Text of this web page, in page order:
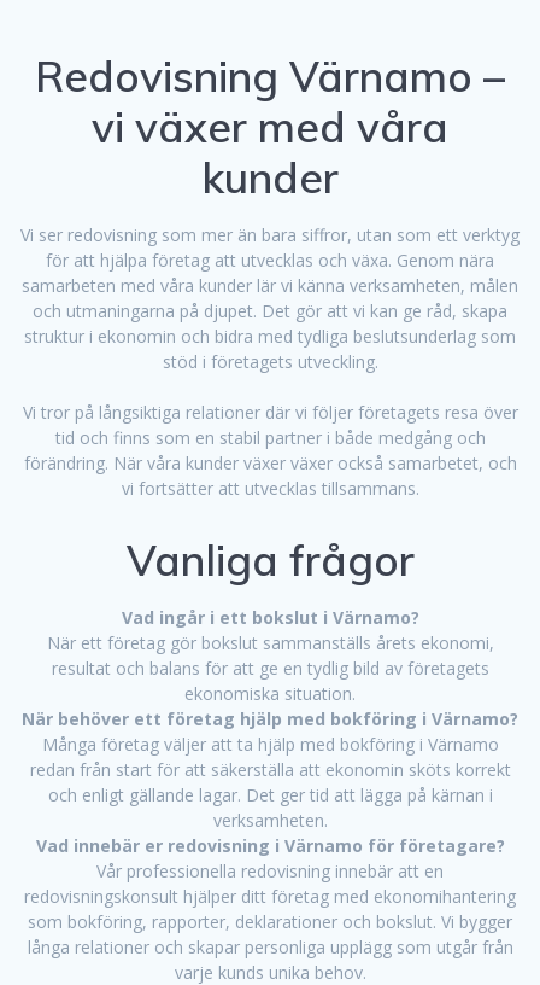
Redovisning Värnamo –
vi växer med våra
kunder
Vi ser redovisning som mer än bara siffror, utan som ett verktyg
för att hjälpa företag att utvecklas och växa. Genom nära
samarbeten med våra kunder lär vi känna verksamheten, målen
och utmaningarna på djupet. Det gör att vi kan ge råd, skapa
struktur i ekonomin och bidra med tydliga beslutsunderlag som
stöd i företagets utveckling.
Vi tror på långsiktiga relationer där vi följer företagets resa över
tid och finns som en stabil partner i både medgång och
förändring. När våra kunder växer växer också samarbetet, och
vi fortsätter att utvecklas tillsammans.
Vanliga frågor
Vad ingår i ett bokslut i Värnamo?
När ett företag gör bokslut sammanställs årets ekonomi,
resultat och balans för att ge en tydlig bild av företagets
ekonomiska situation.
När behöver ett företag hjälp med bokföring i Värnamo?
Många företag väljer att ta hjälp med bokföring i Värnamo
redan från start för att säkerställa att ekonomin sköts korrekt
och enligt gällande lagar. Det ger tid att lägga på kärnan i
verksamheten.
Vad innebär er redovisning i Värnamo för företagare?
Vår professionella redovisning innebär att en
redovisningskonsult hjälper ditt företag med ekonomihantering
som bokföring, rapporter, deklarationer och bokslut. Vi bygger
långa relationer och skapar personliga upplägg som utgår från
varje kunds unika behov.